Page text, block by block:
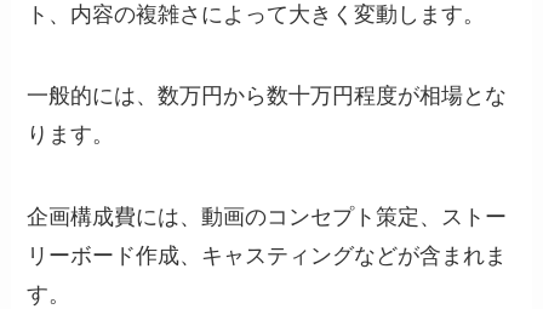
ト、内容の複雑さによって大きく変動します。
一般的には、数万円から数十万円程度が相場とな
ります。
企画構成費には、動画のコンセプト策定、ストー
リーボード作成、キャスティングなどが含まれま
す。